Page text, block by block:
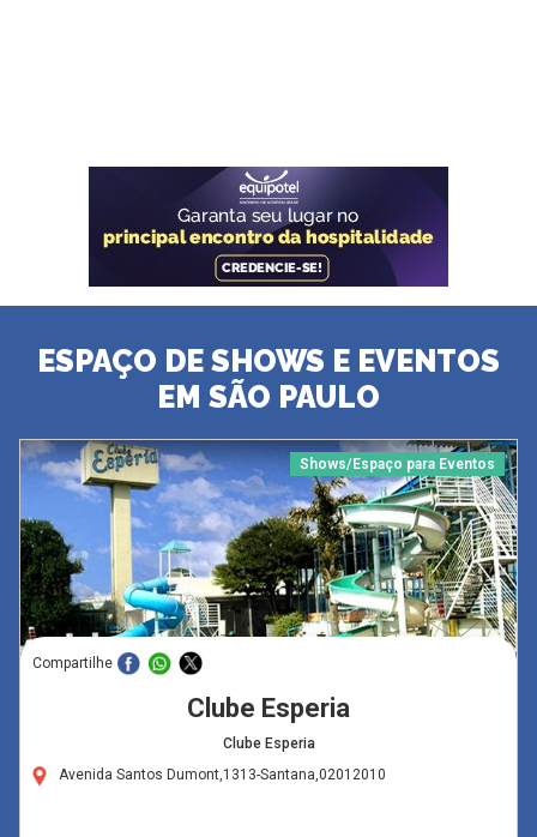
ESPAÇO DE SHOWS E EVENTOS
EM SÃO PAULO
Shows/Espaço para Eventos
Compartilhe
Clube Esperia
Clube Esperia
Avenida Santos Dumont,1313-Santana,02012010